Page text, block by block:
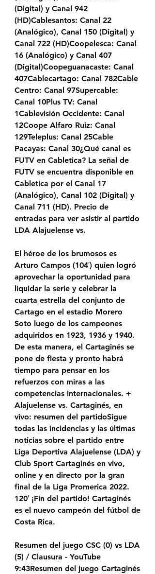
(Digital) y Canal 942
(HD)Cablesantos: Canal 22
(Analógico), Canal 150 (Digital) y
Canal 722 (HD)Coopelesca: Canal
16 (Analógico) y Canal 407
(Digital)Coopeguanacaste: Canal
407Cablecartago: Canal 782Cable
Centro: Canal 97Supercable:
Canal 10Plus TV: Canal
1Cablevisión Occidente: Canal
12Coope Alfaro Ruiz: Canal
129Teleplus: Canal 25Cable
Pacayas: Canal 30¿Qué canal es
FUTV en Cabletica? La señal de
FUTV se encuentra disponible en
Cabletica por el Canal 17
(Analógico), Canal 102 (Digital) y
Canal 711 (HD). Precio de
entradas para ver asistir al partido
LDA Alajuelense vs.
El héroe de los brumosos es
Arturo Campos (104′) quien logró
aprovechar la oportunidad para
liquidar la serie y celebrar la
cuarta estrella del conjunto de
Cartago en el estadio Morero
Soto luego de los campeones
adquiridos en 1923, 1936 y 1940.
De esta manera, el Cartaginés se
pone de fiesta y pronto habrá
tiempo para pensar en los
refuerzos con miras a las
competencias internacionales. +
Alajuelense vs. Cartaginés, en
vivo: resumen del partidoSigue
todas las incidencias y las últimas
noticias sobre el partido entre
Liga Deportiva Alajuelense (LDA) y
Club Sport Cartaginés en vivo,
online y en directo por la gran
final de la Liga Promerica 2022.
120′ ¡Fin del partido! Cartaginés
es el nuevo campeón del fútbol de
Costa Rica.
Resumen del juego CSC (0) vs LDA
(5) / Clausura - YouTube
9:43Resumen del juego Cartaginés